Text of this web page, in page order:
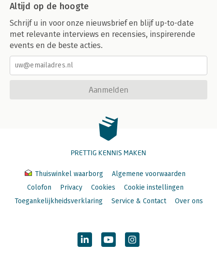
Altijd op de hoogte
Schrijf u in voor onze nieuwsbrief en blijf up-to-date
met relevante interviews en recensies, inspirerende
events en de beste acties.
Aanmelden
PRETTIG KENNIS MAKEN
Thuiswinkel waarborg
Algemene voorwaarden
Colofon
Privacy Cookies
Cookie instellingen
Toegankelijkheidsverklaring
Service & Contact Over ons